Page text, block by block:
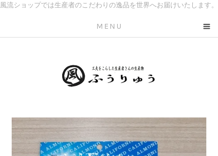
風流ショップでは生産者のこだわりの逸品を世界へお届けいたします。
MENU